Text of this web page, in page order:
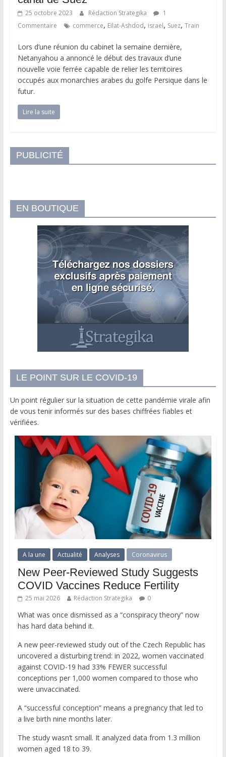
25 octobre 2023 Rédaction Strategika
1
Commentaire
commerce, Eilat-Ashdod, israel, Suez, Train
Lors d’une réunion du cabinet la semaine dernière,
Netanyahou a annoncé le début des travaux d’une
nouvelle voie ferrée capable de relier les territoires
occupés aux monarchies arabes du golfe Persique dans le
futur.
Lire la suite
PUBLICITÉ
EN BOUTIQUE
LE POINT SUR LE COVID-19
Un point régulier sur la situation de cette pandémie virale afin
de vous tenir informés sur des bases chiffrées fiables et
vérifiées.
A la une Actualité Analyses Coronavirus
New Peer-Reviewed Study Suggests
COVID Vaccines Reduce Fertility
25 mai 2026 Rédaction Strategika 0
What was once dismissed as a “conspiracy theory” now
has hard data behind it.
A new peer-reviewed study out of the Czech Republic has
uncovered a disturbing trend: in 2022, women vaccinated
against COVID-19 had 33% FEWER successful
conceptions per 1,000 women compared to those who
were unvaccinated.
A “successful conception” means a pregnancy that led to
a live birth nine months later.
The study wasn’t small. It analyzed data from 1.3 million
women aged 18 to 39.